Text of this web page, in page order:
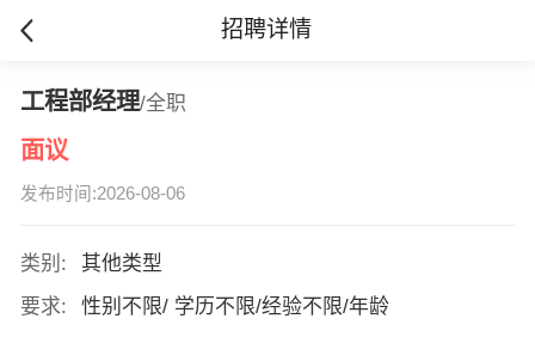
招聘详情
工程部经理/全职
面议
发布时间:2026-08-06
类别:
其他类型
要求:
性别不限/ 学历不限/经验不限/年龄